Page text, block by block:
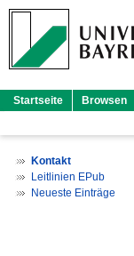
Startseite Browsen
Kontakt
Leitlinien EPub
Neueste Einträge